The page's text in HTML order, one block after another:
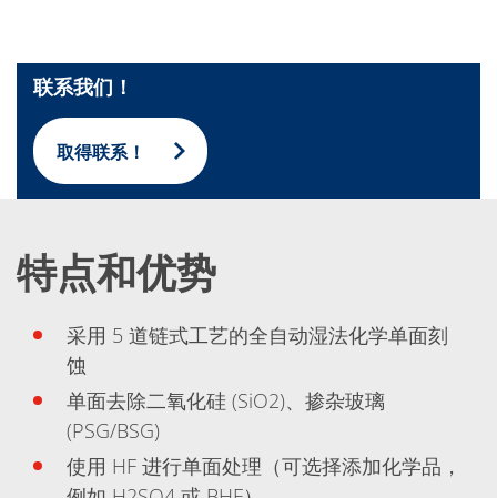
备件服务
设备升级
培训
技术中心
工艺技术
TruEtch - 金属蚀刻
FluidJet - 金属剥离
蚀刻
纹理化腐蚀
电镀
创新
Battery Technology
Advanced chemical Etching
专有软件
FlowLogX - 智能连接平台
信息中心
下载中心
媒体聚焦
联系我们！
取得联系！
特点和优势
采用 5 道链式工艺的全自动湿法化学单面刻
蚀
单面去除二氧化硅 (SiO2)、掺杂玻璃
(PSG/BSG)
使用 HF 进行单面处理（可选择添加化学品，